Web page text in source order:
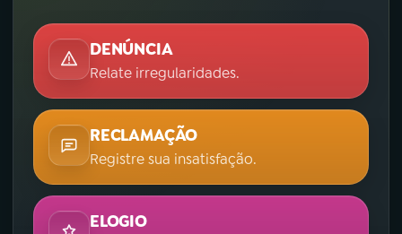
DENÚNCIA
Relate irregularidades.
RECLAMAÇÃO
Registre sua insatisfação.
ELOGIO